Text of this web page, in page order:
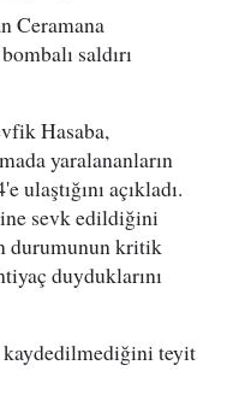
Ceramana
saldırı
Hasaba,
yaralananların
ulaştığını açıkladı.
sevk edildiğini
durumunun kritik
duyduklarını
kaydedilmediğini teyit